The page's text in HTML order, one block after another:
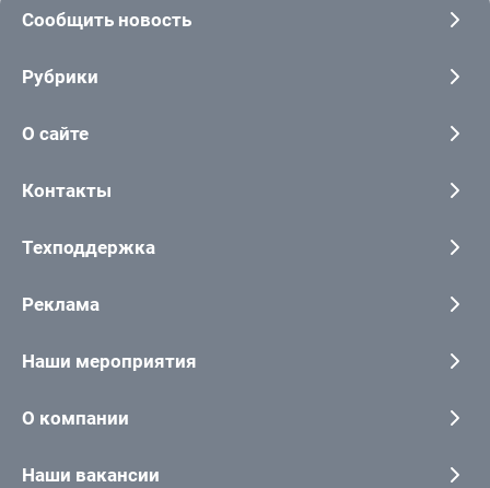
Сообщить новость
Рубрики
О сайте
Контакты
Техподдержка
Реклама
Наши мероприятия
О компании
Наши вакансии